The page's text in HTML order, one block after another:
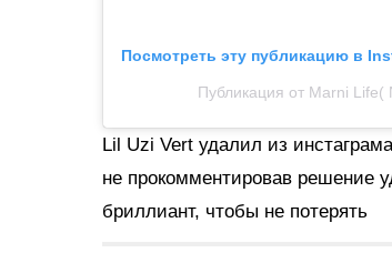
Посмотреть эту публикацию в
Публикация от Marni
Lil Uzi Vert удалил из
не прокомментировав решение
бриллиант, чтобы не потерять